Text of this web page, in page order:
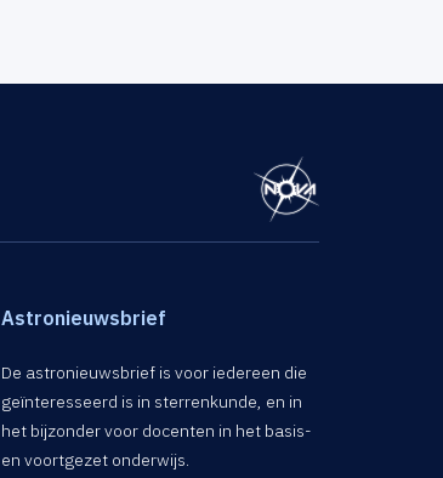
Astronieuwsbrief
De astronieuwsbrief is voor iedereen die
geïnteresseerd is in sterrenkunde, en in
het bijzonder voor docenten in het basis-
en voortgezet onderwijs.